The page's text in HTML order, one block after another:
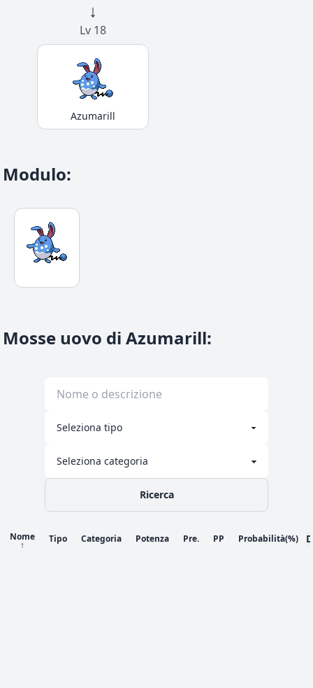
↓
Lv 18
Azumarill
Modulo:
Mosse uovo di Azumarill:
Ricerca
Nome
↑
Tipo Categoria Potenza Pre. PP Probabilità(%)